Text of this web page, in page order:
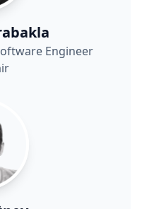
Engineer